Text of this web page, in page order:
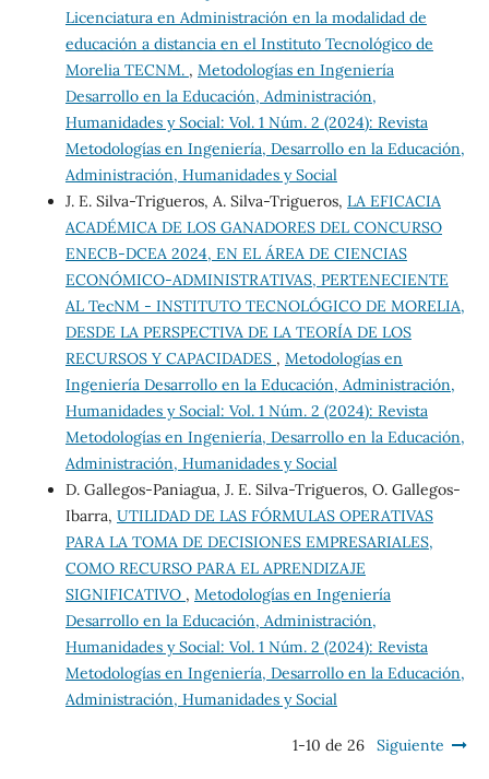
Licenciatura en Administración en la modalidad de
educación a distancia en el Instituto Tecnológico de
Morelia TECNM. , Metodologías en Ingeniería
Desarrollo en la Educación, Administración,
Humanidades y Social: Vol. 1 Núm. 2 (2024): Revista
Metodologías en Ingeniería, Desarrollo en la Educación,
Administración, Humanidades y Social
J. E. Silva-Trigueros, A. Silva-Trigueros, LA EFICACIA
ACADÉMICA DE LOS GANADORES DEL CONCURSO
ENECB-DCEA 2024, EN EL ÁREA DE CIENCIAS
ECONÓMICO-ADMINISTRATIVAS, PERTENECIENTE
AL TecNM - INSTITUTO TECNOLÓGICO DE MORELIA,
DESDE LA PERSPECTIVA DE LA TEORÍA DE LOS
RECURSOS Y CAPACIDADES , Metodologías en
Ingeniería Desarrollo en la Educación, Administración,
Humanidades y Social: Vol. 1 Núm. 2 (2024): Revista
Metodologías en Ingeniería, Desarrollo en la Educación,
Administración, Humanidades y Social
D. Gallegos-Paniagua, J. E. Silva-Trigueros, O. Gallegos-
Ibarra, UTILIDAD DE LAS FÓRMULAS OPERATIVAS
PARA LA TOMA DE DECISIONES EMPRESARIALES,
COMO RECURSO PARA EL APRENDIZAJE
SIGNIFICATIVO , Metodologías en Ingeniería
Desarrollo en la Educación, Administración,
Humanidades y Social: Vol. 1 Núm. 2 (2024): Revista
Metodologías en Ingeniería, Desarrollo en la Educación,
Administración, Humanidades y Social
1-10 de 26 Siguiente